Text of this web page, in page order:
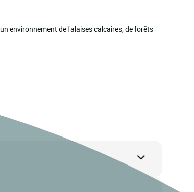
environnement de falaises calcaires, de forêts